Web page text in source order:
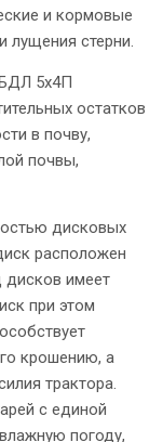
и кормовые
лущения стерни.
5x4П
остатков
в почву,
почвы,
дисковых
расположен
дисков имеет
при этом
крошению, а
трактора.
с единой
погоду,